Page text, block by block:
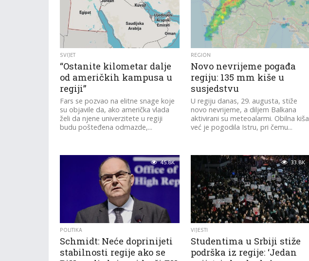
SVIJET
“Ostanite kilometar dalje
od američkih kampusa u
regiji”
Fars se pozvao na elitne snage koje
su objavile da, ako američka vlada
želi da njene univerzitete u regiji
budu pošteđena odmazde,...
REGION
Novo nevrijeme pogađa
regiju: 135 mm kiše u
susjedstvu
U regiju danas, 29. augusta, stiže
novo nevrijeme, a diljem Balkana
aktivirani su meteoalarmi. Obilna kiša
već je pogodila Istru, pri čemu...
45.8K
POLITIKA
Schmidt: Neće doprinijeti
stabilnosti regije ako se
33.8K
VIJESTI
Studentima u Srbiji stiže
podrška iz regije: ‘Jedan